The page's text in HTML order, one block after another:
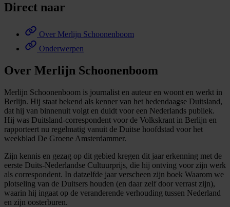
Direct naar
Over Merlijn Schoonenboom
Onderwerpen
Over Merlijn Schoonenboom
Merlijn Schoonenboom is journalist en auteur en woont en werkt in
Berlijn. Hij staat bekend als kenner van het hedendaagse Duitsland,
dat hij van binnenuit volgt en duidt voor een Nederlands publiek.
Hij was Duitsland-correspondent voor de Volkskrant in Berlijn en
rapporteert nu regelmatig vanuit de Duitse hoofdstad voor het
weekblad De Groene Amsterdammer.
Zijn kennis en gezag op dit gebied kregen dit jaar erkenning met de
eerste Duits-Nederlandse Cultuurprijs, die hij ontving voor zijn werk
als correspondent. In datzelfde jaar verscheen zijn boek Waarom we
plotseling van de Duitsers houden (en daar zelf door verrast zijn),
waarin hij ingaat op de veranderende verhouding tussen Nederland
en zijn oosterburen.